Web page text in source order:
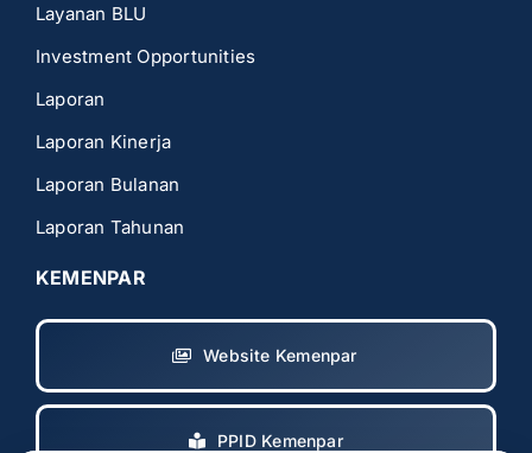
Layanan BLU
Investment Opportunities
Laporan
Laporan Kinerja
Laporan Bulanan
Laporan Tahunan
KEMENPAR
Website Kemenpar
PPID Kemenpar